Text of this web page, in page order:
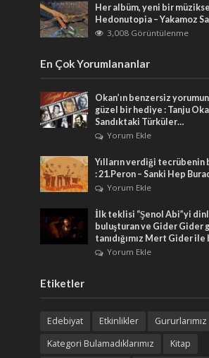
Her albüm, yeni bir
Hedonutopia – Yakamoz
3,008 Görüntülenme
En Çok Yorumlananlar
Okan’ın benzersiz
güzel bir hediye : Tanju
Sandıktaki Türküler…
Yorum Ekle
Yılların verdiği tecrübenin
: 21.Peron – Sanki Hep
Yorum Ekle
İlk teklisi “Şenol Abi”yi
buluşturan ve Gider Gider
tanıdığımız Mert Gider
Yorum Ekle
Etiketler
Edebiyat Etkinlikler
Gururlarımız
Kategori Bulamadıklarımız
Kitap